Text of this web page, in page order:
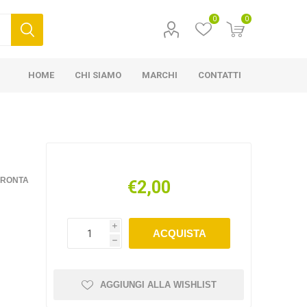
0 0
HOME CHI SIAMO MARCHI CONTATTI
€2,00
i
h
ACQUISTA
AGGIUNGI ALLA WISHLIST